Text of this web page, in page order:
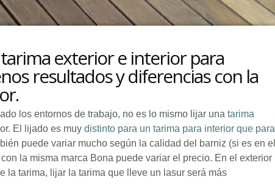
exterior e interior para
resultados y diferencias con la
los entornos de trabajo, no es lo mismo lijar una tarima
El lijado es muy distinto para un tarima para interior que para
puede variar mucho según la calidad del barniz (si es en el
la misma marca Bona puede variar el precio. En el exterior
la tarima, lijar la tarima que lleve un lasur será más